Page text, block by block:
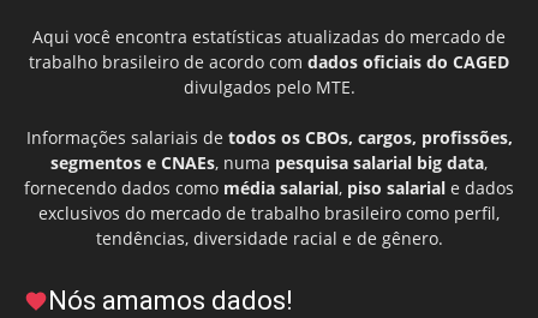
Aqui você encontra estatísticas atualizadas do mercado de
trabalho brasileiro de acordo com dados oficiais do CAGED
divulgados pelo MTE.
Informações salariais de todos os CBOs, cargos, profissões,
segmentos e CNAEs, numa pesquisa salarial big data,
fornecendo dados como média salarial, piso salarial e dados
exclusivos do mercado de trabalho brasileiro como perfil,
tendências, diversidade racial e de gênero.
Nós amamos dados!